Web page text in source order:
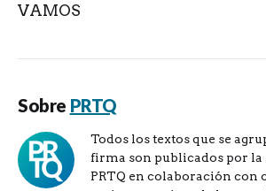
VAMOS
Sobre PRTQ
Todos los textos que se
firma son publicados por la
PRTQ en colaboración con